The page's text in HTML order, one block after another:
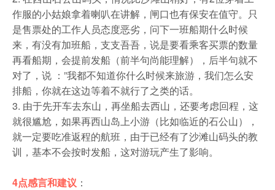
作服的小姑娘拿着喇叭在讲解，闸口也有保安在值守。只
是售票处的工作人员态度恶劣，问下一班船期什么时候
来，有没有加班船，支支吾吾，说是要看乘客买票的数量
再看船期，会提前发船（前半句尚能理解），后半句就不
对了，说 ：”我都不知道你什么时候来旅游，我们怎么安
排船，你就在这边等着不就行了之类的话。
3. 由于先开车去东山，再坐船去西山，还要考虑回程，这
就很尴尬，如果再西山岛上小游（比如临近的石公山），
就一定要吃准返程的航班，由于已经有了沙滩山码头的教
训，基本不会按时发船，这对游玩产生了影响。
4点感言和建议 ：